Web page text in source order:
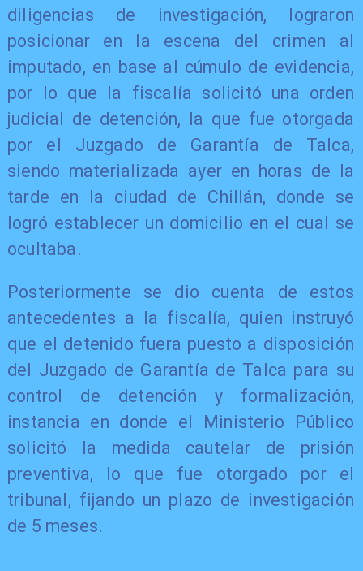
diligencias de investigación, lograron
posicionar en la escena del crimen al
imputado, en base al cúmulo de evidencia,
por lo que la fiscalía solicitó una orden
judicial de detención, la que fue otorgada
por el Juzgado de Garantía de Talca,
siendo materializada ayer en horas de la
tarde en la ciudad de Chillán, donde se
logró establecer un domicilio en el cual se
ocultaba.
Posteriormente se dio cuenta de estos
antecedentes a la fiscalía, quien instruyó
que el detenido fuera puesto a disposición
del Juzgado de Garantía de Talca para su
control de detención y formalización,
instancia en donde el Ministerio Público
solicitó la medida cautelar de prisión
preventiva, lo que fue otorgado por el
tribunal, fijando un plazo de investigación
de 5 meses.